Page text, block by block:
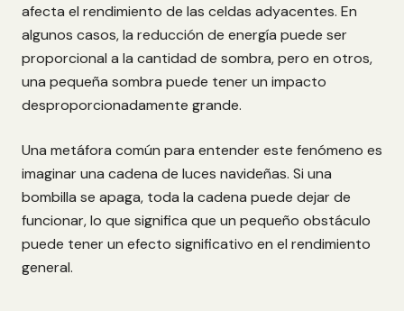
afecta el rendimiento de las celdas adyacentes. En
algunos casos, la reducción de energía puede ser
proporcional a la cantidad de sombra, pero en otros,
una pequeña sombra puede tener un impacto
desproporcionadamente grande.
Una metáfora común para entender este fenómeno es
imaginar una cadena de luces navideñas. Si una
bombilla se apaga, toda la cadena puede dejar de
funcionar, lo que significa que un pequeño obstáculo
puede tener un efecto significativo en el rendimiento
general.